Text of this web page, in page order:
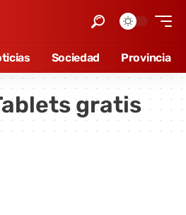
Sociedad Provincia
gratis